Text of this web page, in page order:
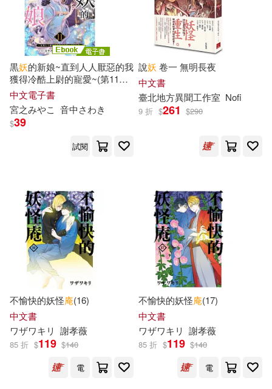
黒妖的新娘~直到人人厭惡的我
獲得冷酷上尉的寵愛~(第11話
(電子書)
中文電子書
宮之みやこ 音中さわき
$39
試閱
說妖 卷一 無明長夜
中文書
臺北地方異聞工作室 Nofi
9 折 $261 $290
不愉快的妖怪庵(16)
中文書
ワザワキリ 謝孝薇
85 折 $119 $140
電
不愉快的妖怪庵(17)
中文書
ワザワキリ 謝孝薇
85 折 $119 $140
電